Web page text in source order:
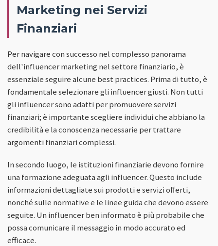
Marketing nei Servizi
Finanziari
Per navigare con successo nel complesso panorama
dell'influencer marketing nel settore finanziario, è
essenziale seguire alcune best practices. Prima di tutto, è
fondamentale selezionare gli influencer giusti. Non tutti
gli influencer sono adatti per promuovere servizi
finanziari; è importante scegliere individui che abbiano la
credibilità e la conoscenza necessarie per trattare
argomenti finanziari complessi.
In secondo luogo, le istituzioni finanziarie devono fornire
una formazione adeguata agli influencer. Questo include
informazioni dettagliate sui prodotti e servizi offerti,
nonché sulle normative e le linee guida che devono essere
seguite. Un influencer ben informato è più probabile che
possa comunicare il messaggio in modo accurato ed
efficace.